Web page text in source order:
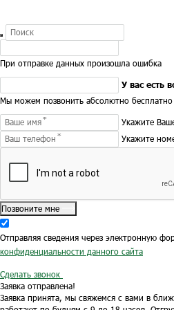
При отправке данных произошла ошибка
У вас есть
Мы можем позвонить абсолютно
Укажите
Укажите
Позвоните мне
Отправляя сведения через электронную
конфиденциальности данного сайта
Сделать звонок
Заявка отправлена!
Заявка принята, мы свяжемся с вами в